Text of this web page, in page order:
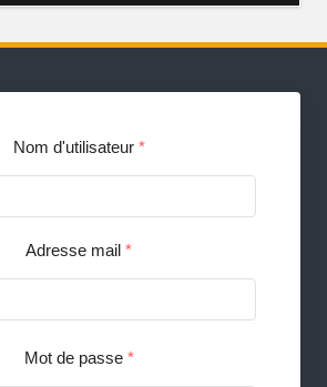
Nom d'utilisateur *
Adresse mail *
Mot de passe *